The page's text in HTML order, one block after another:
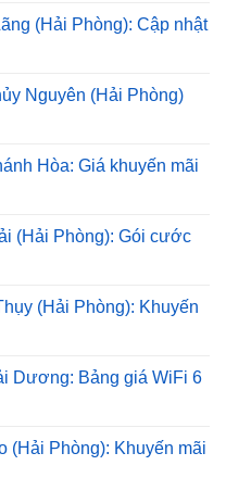
(Hải Phòng): Cập nhật
Nguyên (Hải Phòng)
Hòa: Giá khuyến mãi
(Hải Phòng): Gói cước
(Hải Phòng): Khuyến
Dương: Bảng giá WiFi 6
(Hải Phòng): Khuyến mãi